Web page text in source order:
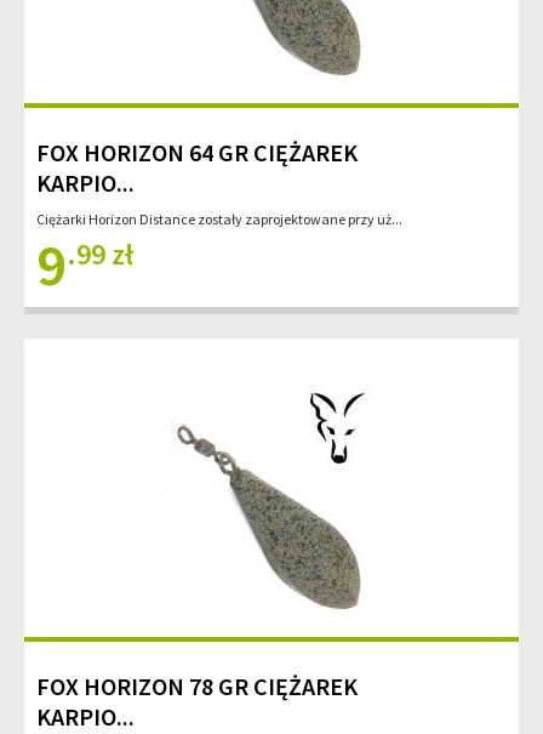
FOX HORIZON 64 GR CIĘŻAREK
KARPIO...
Ciężarki Horizon Distance zostały zaprojektowane przy uż...
9.99 zł
FOX HORIZON 78 GR CIĘŻAREK
KARPIO...